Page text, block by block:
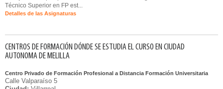
Técnico Superior en FP est...
Detalles de las Asignaturas
CENTROS DE FORMACIÓN DÓNDE SE ESTUDIA EL CURSO EN CIUDAD
AUTONOMA DE MELILLA
Centro Privado de Formación Profesional a Distancia Formación Universitaria
Calle Valparaíso 5